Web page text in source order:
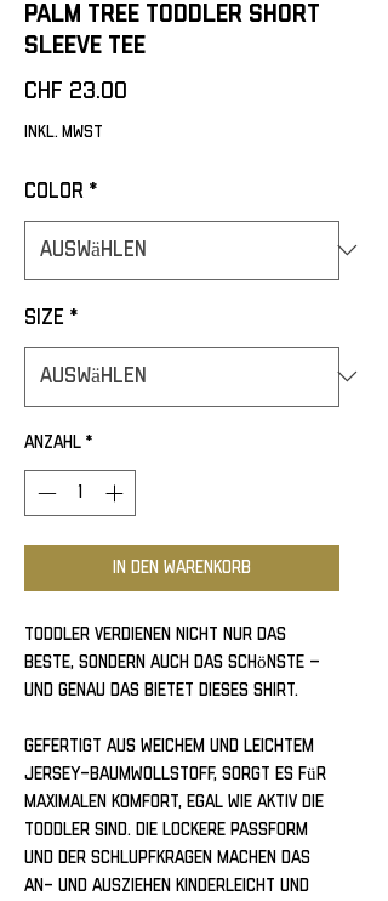
Palm Tree Toddler Short
Sleeve Tee
CHF 23.00
inkl. MwSt
Color *
Size *
Anzahl *
In den Warenkorb
Toddler verdienen nicht nur das
Beste, sondern auch das Schönste –
und genau das bietet dieses Shirt.
Gefertigt aus weichem und leichtem
Jersey-Baumwollstoff, sorgt es für
maximalen Komfort, egal wie aktiv die
Toddler sind. Die lockere Passform
und der Schlupfkragen machen das
An- und Ausziehen kinderleicht und